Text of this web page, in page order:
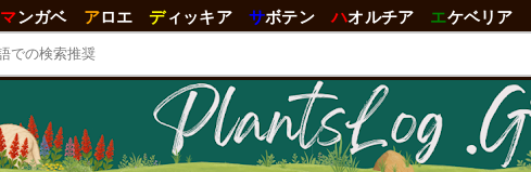
マンガベ アロエ ディッキア サボテン ハオルチア エケベリア